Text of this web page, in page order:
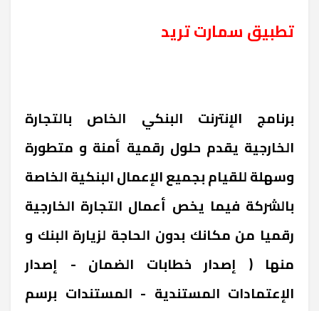
تطبيق سمارت تريد
برنامج الإنترنت البنكي الخاص بالتجارة
الخارجية يقدم حلول رقمية أمنة و متطورة
وسهلة للقيام بجميع الإعمال البنكية الخاصة
بالشركة فيما يخص أعمال التجارة الخارجية
رقميا من مكانك بدون الحاجة لزيارة البنك و
منها ( إصدار خطابات الضمان - إصدار
الإعتمادات المستندية - المستندات برسم